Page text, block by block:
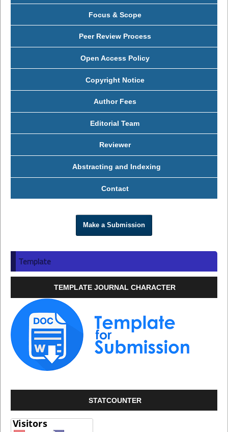
Focus & Scope
Peer Review Process
Open Access Policy
Copyright Notice
Author Fees
Editorial Team
Reviewer
Abstracting and Indexing
Contact
Make a Submission
Template
TEMPLATE JOURNAL CHARACTER
STATCOUNTER